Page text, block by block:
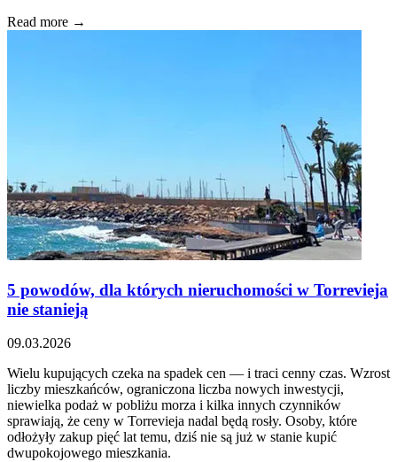
Read more →
5 powodów, dla których nieruchomości w Torrevieja
nie stanieją
09.03.2026
Wielu kupujących czeka na spadek cen — i traci cenny czas. Wzrost
liczby mieszkańców, ograniczona liczba nowych inwestycji,
niewielka podaż w pobliżu morza i kilka innych czynników
sprawiają, że ceny w Torrevieja nadal będą rosły. Osoby, które
odłożyły zakup pięć lat temu, dziś nie są już w stanie kupić
dwupokojowego mieszkania.